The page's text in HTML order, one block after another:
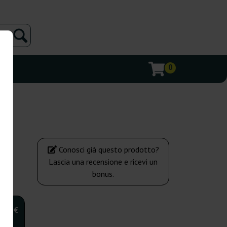
0
€
Conosci già questo prodotto?
Lascia una recensione e ricevi un
bonus.